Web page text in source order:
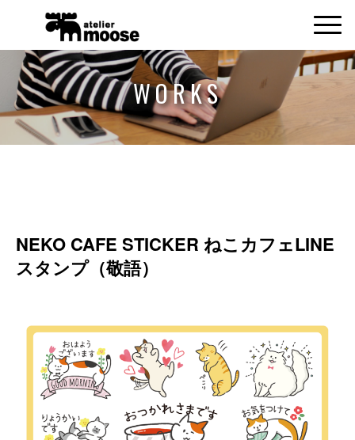
WORKS
NEKO CAFE STICKER ねこカフェLINE
スタンプ（敬語）